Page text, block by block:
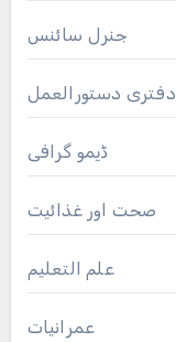
جنرل سائنس
دفتری دستورالعمل
ڈیمو گرافی
صحت اور غذائیت
علم التعلیم
عمرانیات